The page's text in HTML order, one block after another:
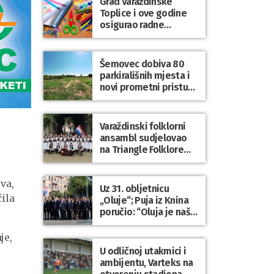
Bartolovečki
Toplice i ove godine
osigurao radne
bilježnice i dodatni
obrazovni materijal za
sve osnovnoškolce
Šemovec dobiva 80
parkirališnih mjesta i
novi prometni pristup
groblju
Varaždinski folklorni
ansambl sudjelovao
na Triangle Folklore
Festivalu u Danskoj
Uz 31. obljetnicu
„Oluje“; Puja iz Knina
poručio: “Oluja je naša
najveća pobjeda,
simbol slobode i
zajedništva!”
U odličnoj utakmici i
ambijentu, Varteks na